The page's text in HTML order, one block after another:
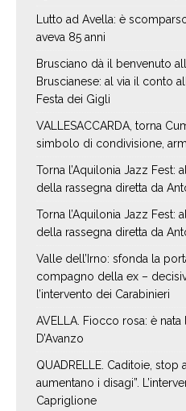
Lutto ad Avella: è
aveva 85 anni
Brusciano dà il benvenuto
Bruscianese: al via il conto
Festa dei Gigli
VALLESACCARDA, torna
simbolo di condivisione,
Torna l’Aquilonia Jazz Fest:
della rassegna diretta da
Torna l’Aquilonia Jazz Fest:
della rassegna diretta da
Valle dell’Irno: sfonda la
compagno della ex –
l’intervento dei Carabinieri
AVELLA. Fiocco rosa: è
D’Avanzo
QUADRELLE. Caditoie, stop
aumentano i disagi”.
Capriglione